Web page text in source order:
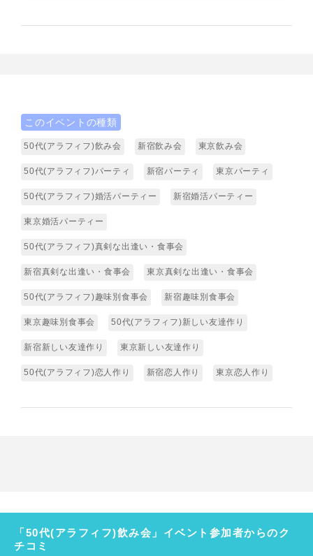
このイベントの種類
50代(アラフィフ)飲み会 新宿飲み会 東京飲み会
50代(アラフィフ)パーティ 新宿パーティ 東京パーティ
50代(アラフィフ)婚活パーティー 新宿婚活パーティー
東京婚活パーティー
50代(アラフィフ)真剣な出逢い・食事会
新宿真剣な出逢い・食事会 東京真剣な出逢い・食事会
50代(アラフィフ)趣味別食事会 新宿趣味別食事会
東京趣味別食事会 50代(アラフィフ)新しい友達作り
新宿新しい友達作り 東京新しい友達作り
50代(アラフィフ)恋人作り 新宿恋人作り 東京恋人作り
「50代(アラフィフ)飲み会」イベント参加者からのク
チコミ